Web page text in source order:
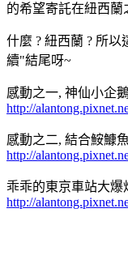
的希望寄託在紐西蘭
什麼 ? 紐西蘭 ? 所
續"結尾呀~
感動之一, 神仙小企
http://
感動之二, 結合鮟鱇
http://
乖乖的東京車站大爆
http://